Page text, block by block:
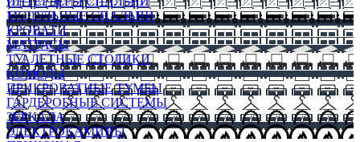
МОДУЛЬНЫЕ СПАЛЬНИ
КРОВАТИ
МАТРАСЫ
ТУАЛЕТНЫЕ СТОЛИКИ
КОМОДЫ
ПРИКРОВАТНЫЕ ТУМБЫ
ГАРДЕРОБНЫЕ СИСТЕМЫ
ЗЕРКАЛА
ЭЛЕКТРОКАМИНЫ